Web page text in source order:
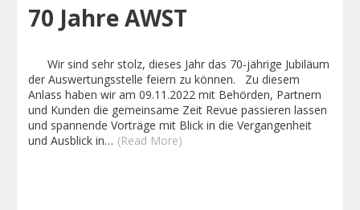
70 Jahre AWST
Wir sind sehr stolz, dieses Jahr das 70-jährige Jubiläum
der Auswertungsstelle feiern zu können. Zu diesem
Anlass haben wir am 09.11.2022 mit Behörden, Partnern
und Kunden die gemeinsame Zeit Revue passieren lassen
und spannende Vorträge mit Blick in die Vergangenheit
und Ausblick in… (Read More)